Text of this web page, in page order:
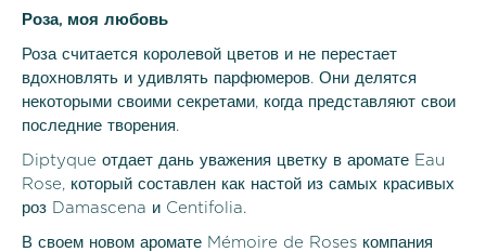
Роза, моя любовь
Роза считается королевой цветов и не перестает
вдохновлять и удивлять парфюмеров. Они делятся
некоторыми своими секретами, когда представляют свои
последние творения.
Diptyque отдает дань уважения цветку в аромате Eau
Rose, который составлен как настой из самых красивых
роз Damascena и Centifolia.
В своем новом аромате Mémoire de Roses компания